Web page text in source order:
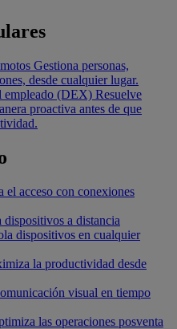
Gestiona personas,
desde cualquier lugar.
empleado (DEX) Resuelve
proactiva antes de que
el acceso con conexiones
dispositivos a distancia
dispositivos en cualquier
la productividad desde
visual en tiempo
las operaciones posventa